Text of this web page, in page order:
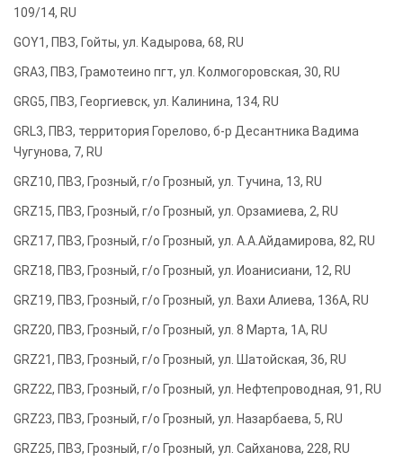
109/14, RU
GOY1, ПВЗ, Гойты, ул. Кадырова, 68, RU
GRA3, ПВЗ, Грамотеино пгт, ул. Колмогоровская, 30, RU
GRG5, ПВЗ, Георгиевск, ул. Калинина, 134, RU
GRL3, ПВЗ, территория Горелово, б-р Десантника Вадима
Чугунова, 7, RU
GRZ10, ПВЗ, Грозный, г/о Грозный, ул. Тучина, 13, RU
GRZ15, ПВЗ, Грозный, г/о Грозный, ул. Орзамиева, 2, RU
GRZ17, ПВЗ, Грозный, г/о Грозный, ул. А.А.Айдамирова, 82, RU
GRZ18, ПВЗ, Грозный, г/о Грозный, ул. Иоанисиани, 12, RU
GRZ19, ПВЗ, Грозный, г/о Грозный, ул. Вахи Алиева, 136А, RU
GRZ20, ПВЗ, Грозный, г/о Грозный, ул. 8 Марта, 1А, RU
GRZ21, ПВЗ, Грозный, г/о Грозный, ул. Шатойская, 36, RU
GRZ22, ПВЗ, Грозный, г/о Грозный, ул. Нефтепроводная, 91, RU
GRZ23, ПВЗ, Грозный, г/о Грозный, ул. Назарбаева, 5, RU
GRZ25, ПВЗ, Грозный, г/о Грозный, ул. Сайханова, 228, RU